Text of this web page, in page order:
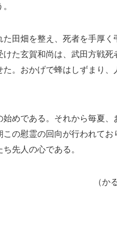
田畑を整え、死者を手厚
た玄賀和尚は、武田方戦
。おかげで蜂はしずまり
めである。それから毎夏
の慰霊の回向が行われて
先人の心である。
（